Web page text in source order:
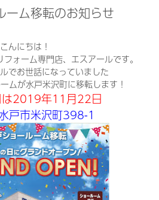
ム移転のお知らせ
こんにちは！
ォーム専門店、エスアールです。
でお世話になっていました
ムが水戸米沢町に移転します！
は2019年11月22日
戸市米沢町398-1